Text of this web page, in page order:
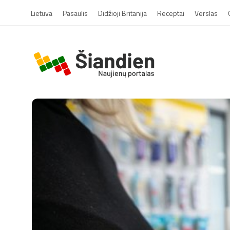
Lietuva Pasaulis Didžioji Britanija Receptai Verslas
S
a